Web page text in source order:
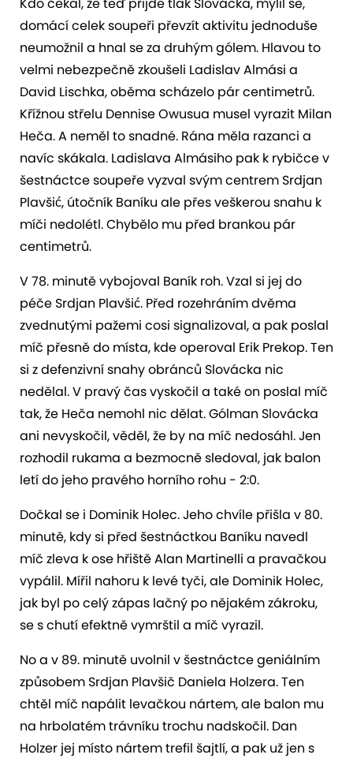
domácí celek soupeři převzít aktivitu jednoduše
neumožnil a hnal se za druhým gólem. Hlavou to
velmi nebezpečně zkoušeli Ladislav Almási a
David Lischka, oběma scházelo pár centimetrů.
Křížnou střelu Dennise Owusua musel vyrazit Milan
Heča. A neměl to snadné. Rána měla razanci a
navíc skákala. Ladislava Almásiho pak k rybičce v
šestnáctce soupeře vyzval svým centrem Srdjan
Plavšić, útočník Baníku ale přes veškerou snahu k
míči nedolétl. Chybělo mu před brankou pár
centimetrů.
V 78. minutě vybojoval Baník roh. Vzal si jej do
péče Srdjan Plavšić. Před rozehráním dvěma
zvednutými pažemi cosi signalizoval, a pak poslal
míč přesně do místa, kde operoval Erik Prekop. Ten
si z defenzivní snahy obránců Slovácka nic
nedělal. V pravý čas vyskočil a také on poslal míč
tak, že Heča nemohl nic dělat. Gólman Slovácka
ani nevyskočil, věděl, že by na míč nedosáhl. Jen
rozhodil rukama a bezmocně sledoval, jak balon
letí do jeho pravého horního rohu - 2:0.
Dočkal se i Dominik Holec. Jeho chvíle přišla v 80.
minutě, kdy si před šestnáctkou Baníku navedl
míč zleva k ose hřiště Alan Martinelli a pravačkou
vypálil. Mířil nahoru k levé tyči, ale Dominik Holec,
jak byl po celý zápas lačný po nějakém zákroku,
se s chutí efektně vymrštil a míč vyrazil.
No a v 89. minutě uvolnil v šestnáctce geniálním
způsobem Srdjan Plavšič Daniela Holzera. Ten
chtěl míč napálit levačkou nártem, ale balon mu
na hrbolatém trávníku trochu nadskočil. Dan
Holzer jej místo nártem trefil šajtlí, a pak už jen s